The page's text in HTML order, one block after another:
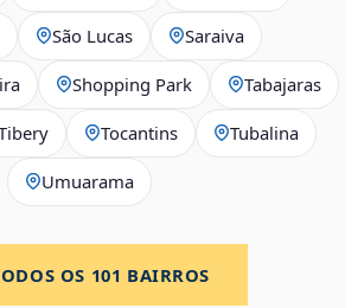
São Lucas Saraiva
Shopping Park Tabajaras
Tocantins Tubalina
Umuarama
OS 101 BAIRROS